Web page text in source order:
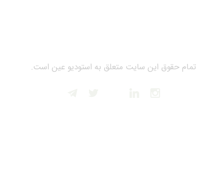
تمام حقوق این سایت متعلق به استودیو عین است.